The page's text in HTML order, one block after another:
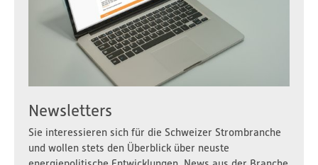
Newsletters
Sie interessieren sich für die Schweizer Strombranche
und wollen stets den Überblick über neuste